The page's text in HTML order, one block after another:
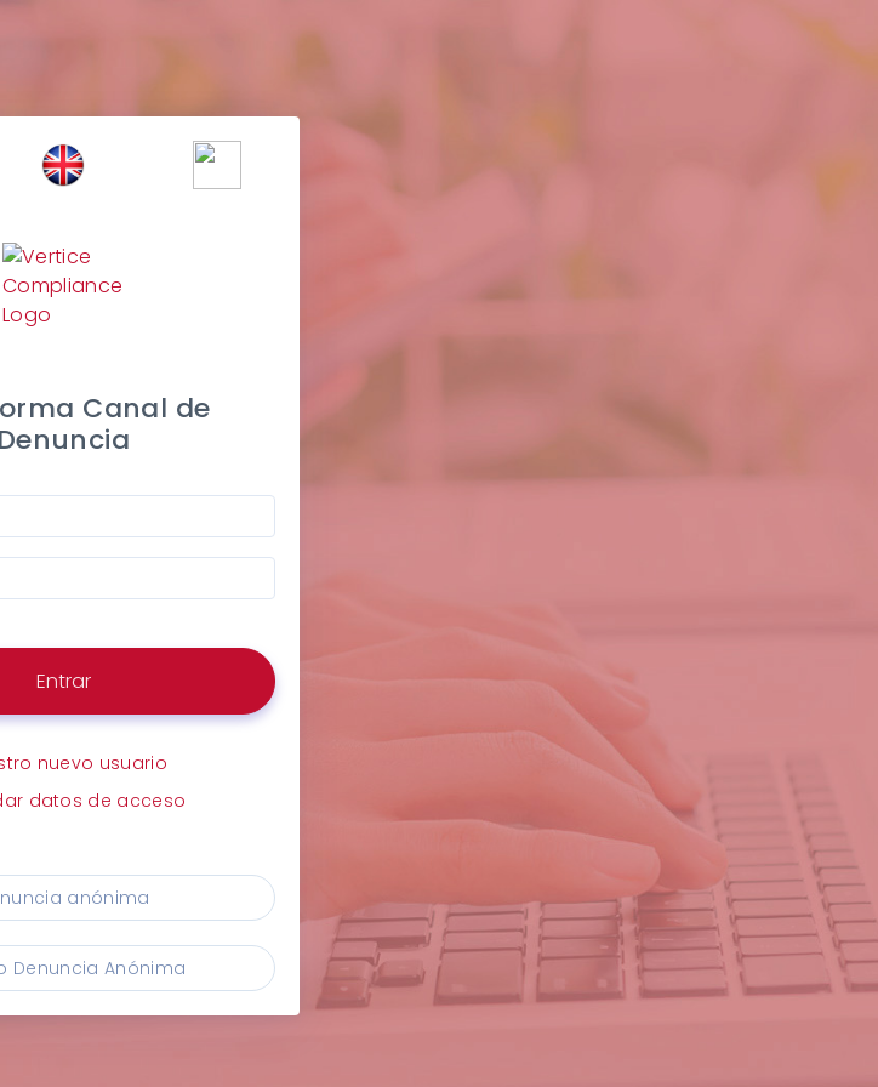
Canal de
Denuncia
Entrar
nuevo usuario
datos de acceso
anónima
Denuncia Anónima